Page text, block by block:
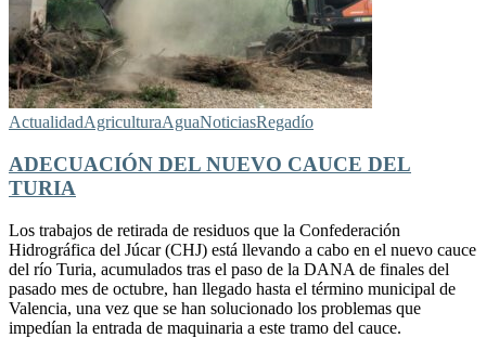
ActualidadAgriculturaAguaNoticiasRegadío
ADECUACIÓN DEL NUEVO CAUCE DEL
TURIA
Los trabajos de retirada de residuos que la Confederación
Hidrográfica del Júcar (CHJ) está llevando a cabo en el nuevo cauce
del río Turia, acumulados tras el paso de la DANA de finales del
pasado mes de octubre, han llegado hasta el término municipal de
Valencia, una vez que se han solucionado los problemas que
impedían la entrada de maquinaria a este tramo del cauce.